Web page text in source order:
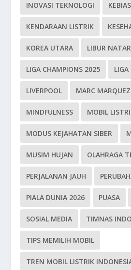
INOVASI TEKNOLOGI
KENDARAAN LISTRIK
KOREA UTARA LIBUR
LIGA CHAMPIONS 2025 LIGA
LIVERPOOL MARC MARQUEZ
MINDFULNESS MOBIL
MODUS KEJAHATAN SIBER
MUSIM HUJAN OLAHRAGA
PERJALANAN JAUH
PIALA DUNIA 2026 PUASA
SOSIAL MEDIA TIMNAS
TIPS MEMILIH MOBIL
TREN MOBIL LISTRIK